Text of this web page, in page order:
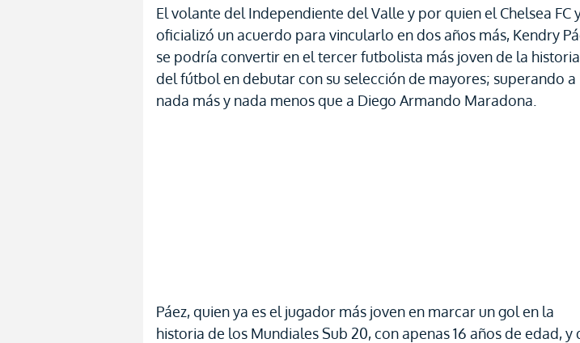
El volante del Independiente del Valle y por quien el Chelsea FC
oficializó un acuerdo para vincularlo en dos años más, Kendry
se podría convertir en el tercer futbolista más joven de la historia
del fútbol en debutar con su selección de mayores; superando a
nada más y nada menos que a Diego Armando Maradona.
Páez, quien ya es el jugador más joven en marcar un gol en la
historia de los Mundiales Sub 20, con apenas 16 años de edad, y